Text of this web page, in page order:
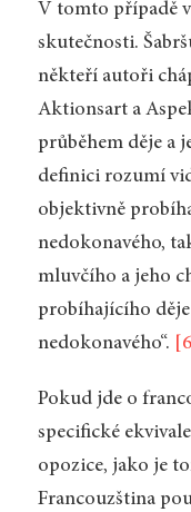
V tomto případě
skutečnosti.
někteří autoři
Aktionsart a
průběhem děje a
definici rozumí
objektivně
nedokonavého,
mluvčího a jeho
probíhajícího
nedokonavého“.
[6]
Pokud jde o
specifické
opozice, jako je
Francouzština